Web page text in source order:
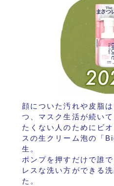
顔についた汚れや皮脂
つ、マスク生活が続い
たくない人のためにビ
スの生クリーム泡の「
生。
ポンプを押すだけで誰
レスな洗い方ができる
た。